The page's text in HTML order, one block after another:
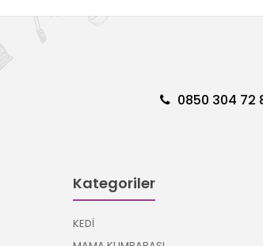
0850 304 72
Kategoriler
KEDİ